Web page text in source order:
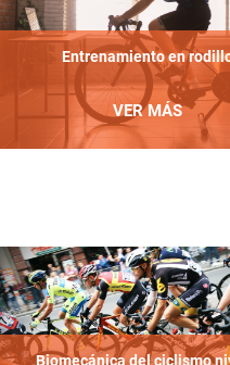
Entrenamiento en
VER MÁS
Biomecánica del ciclismo